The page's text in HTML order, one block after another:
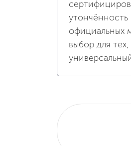
официальных
выбор для